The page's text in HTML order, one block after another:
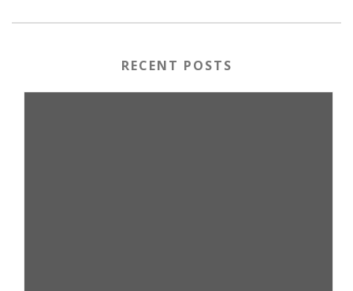
RECENT POSTS